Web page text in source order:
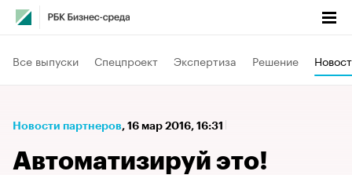
Все выпуски Спецпроект Экспертиза Решение
Новости партнеров⁠, 16 мар 2016, 16:31
Автоматизируй это!